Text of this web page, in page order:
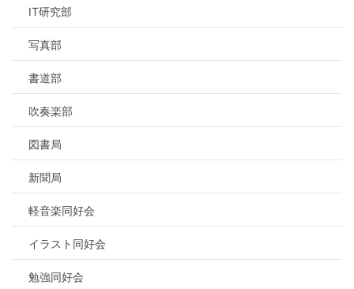
IT研究部
写真部
書道部
吹奏楽部
図書局
新聞局
軽音楽同好会
イラスト同好会
勉強同好会